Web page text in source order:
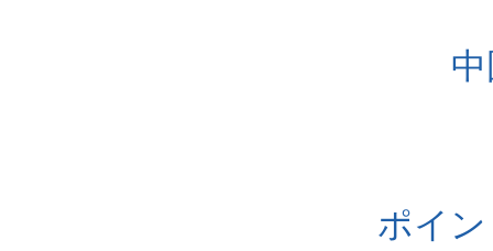
ポイ